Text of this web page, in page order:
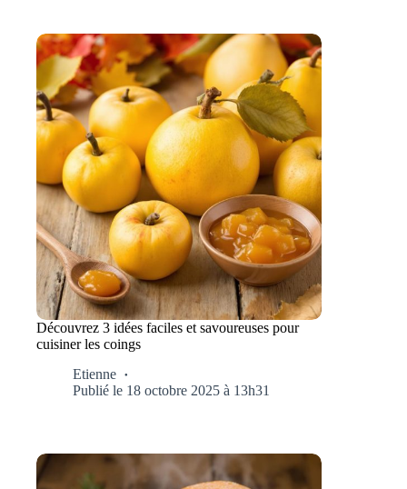
Découvrez 3 idées faciles et savoureuses pour
cuisiner les coings
Etienne
Publié le 18 octobre 2025 à 13h31